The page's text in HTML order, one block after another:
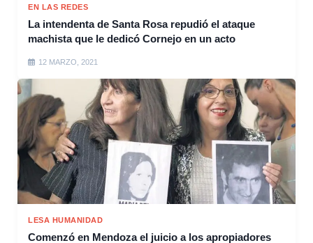
EN LAS REDES
La intendenta de Santa Rosa repudió el ataque
machista que le dedicó Cornejo en un acto
12 MARZO, 2021
LESA HUMANIDAD
Comenzó en Mendoza el juicio a los apropiadores